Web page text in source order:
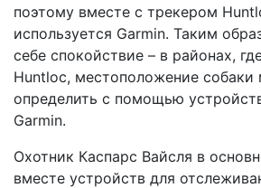
поэтому вместе с трекером
используется Garmin. Таким
себе спокойствие – в районах,
Huntloc, местоположение
определить с помощью
Garmin.
Охотник Каспарс Вайсля в
вместе устройств для